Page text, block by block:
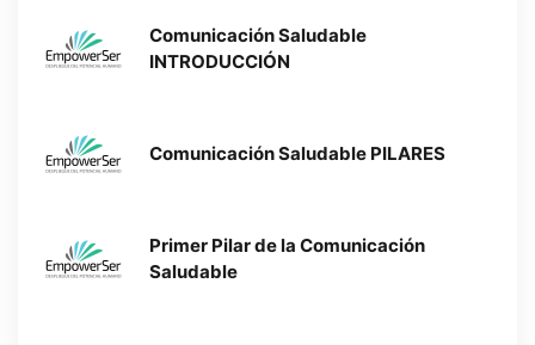
Comunicación Saludable
INTRODUCCIÓN
Comunicación Saludable PILARES
Primer Pilar de la Comunicación
Saludable